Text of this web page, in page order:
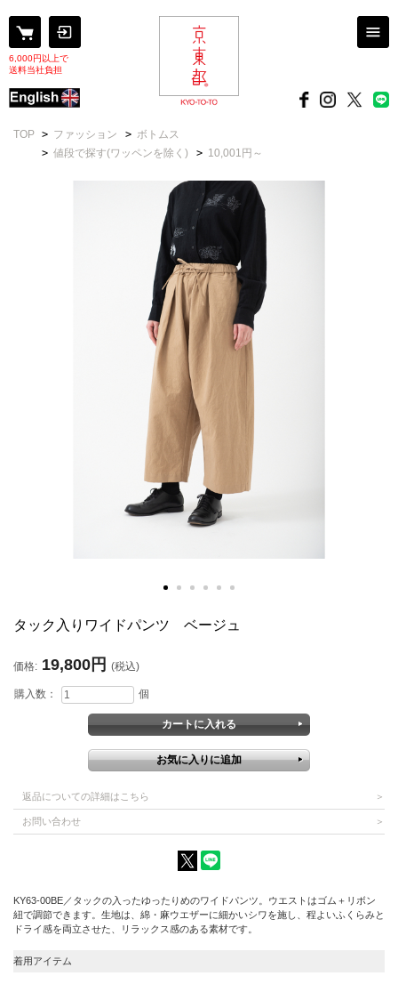
6,000円以上で
送料当社負担
TOP > ファッション > ボトムス
> 値段で探す(ワッペンを除く) > 10,001円～
タック入りワイドパンツ ベージュ
価格: 19,800円 (税込)
購入数： 個
返品についての詳細はこちら
お問い合わせ
KY63-00BE／タックの入ったゆったりめのワイドパンツ。ウエストはゴム＋リボン
紐で調節できます。生地は、綿・麻ウエザーに細かいシワを施し、程よいふくらみと
ドライ感を両立させた、リラックス感のある素材です。
着用アイテム